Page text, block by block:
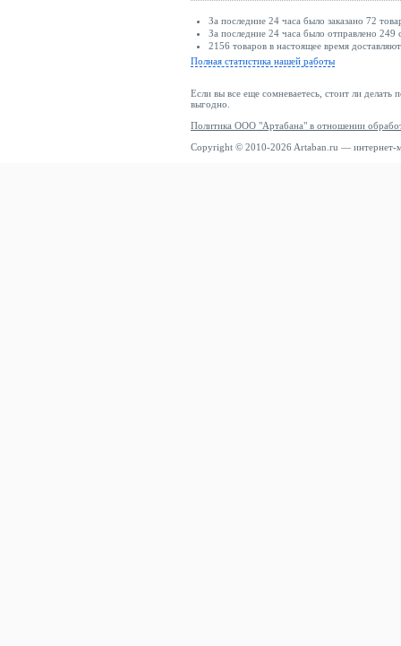
За последние 24 часа было заказано 72
За последние 24 часа было отправлено
2156 товаров в настоящее время
Полная статистика нашей работы
Если вы все еще сомневаетесь, стоит ли делать
выгодно.
Политика ООО "Артабана" в отношении
Copyright © 2010-2026 Artaban.ru — интернет-